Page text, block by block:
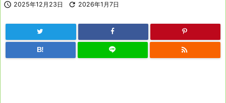
 2025年12月23日  2026年1月7日
B! 